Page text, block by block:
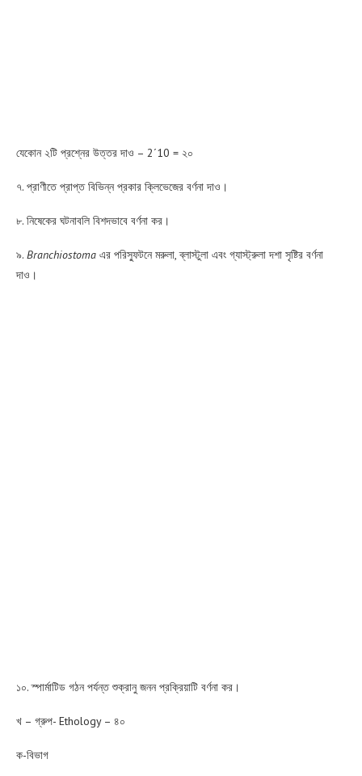
যেকোন ২টি প্রশ্নের উত্তর দাও – 2´10 = ২০
৭. প্রাণীতে প্রাপ্ত বিভিন্ন প্রকার ক্লিভেজের বর্ণনা দাও।
৮. নিষেকের ঘটনাবলি বিশদভাবে বর্ণনা কর।
৯. Branchiostoma এর পরিস্ফুটনে মরুলা, ব্লাস্টুলা এবং গ্যাস্ট্রুলা দশা সৃষ্টির বর্ণনা
দাও।
১০. স্পার্মাটিড গঠন পর্যন্ত শুক্রানু জনন প্রক্রিয়াটি বর্ণনা কর।
খ – গ্রুপ- Ethology – ৪০
ক-বিভাগ